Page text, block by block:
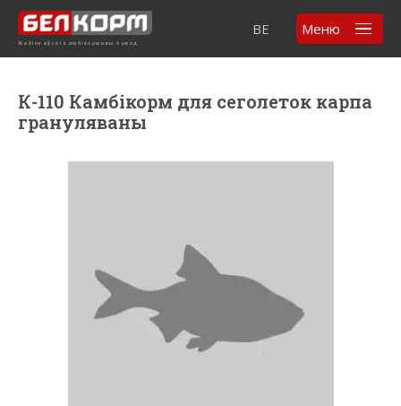
Жабінкаўскі камбікормавы завод
BE Меню
К-110 Камбікорм для сеголеток карпа
грануляваны